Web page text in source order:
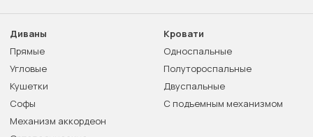
Диваны
Прямые
Угловые
Кушетки
Софы
Механизм аккордеон
Кровати
Односпальные
Полутороспальные
Двуспальные
С подъемным механизмом